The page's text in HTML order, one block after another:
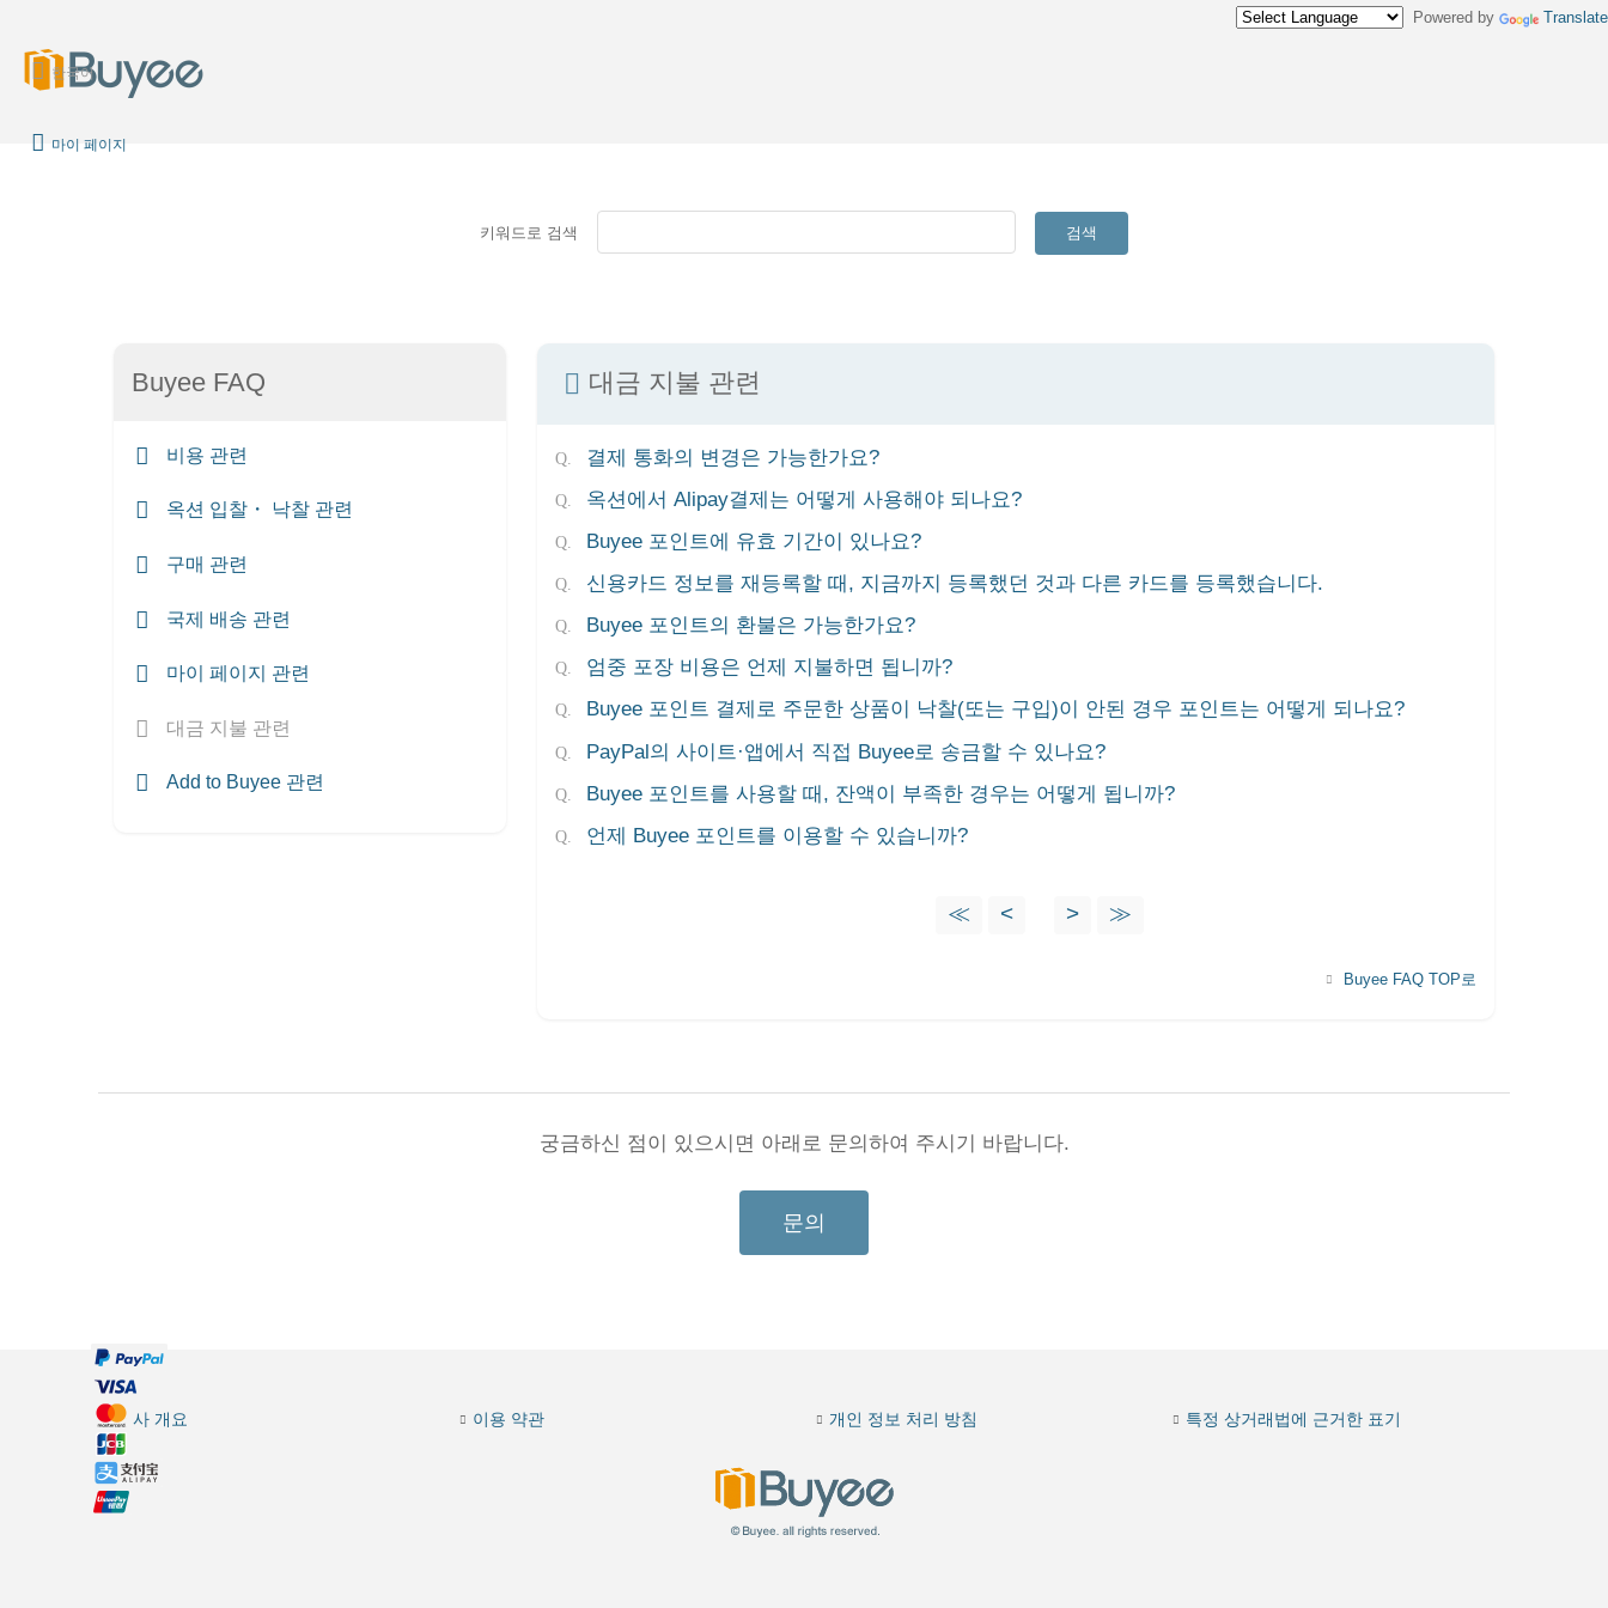
Powered by Translate
한국어
마이 페이지
키워드로 검색 검색
Buyee FAQ
비용 관련
옥션 입찰・ 낙찰 관련
구매 관련
국제 배송 관련
마이 페이지 관련
대금 지불 관련
Add to Buyee 관련
대금 지불 관련
결제 통화의 변경은 가능한가요?
옥션에서 Alipay결제는 어떻게 사용해야 되나요?
Buyee 포인트에 유효 기간이 있나요?
신용카드 정보를 재등록할 때, 지금까지 등록했던 것과 다른 카드를 등록했습니다.
Buyee 포인트의 환불은 가능한가요?
엄중 포장 비용은 언제 지불하면 됩니까?
Buyee 포인트 결제로 주문한 상품이 낙찰(또는 구입)이 안된 경우 포인트는 어떻게 되나요?
PayPal의 사이트·앱에서 직접 Buyee로 송금할 수 있나요?
Buyee 포인트를 사용할 때, 잔액이 부족한 경우는 어떻게 됩니까?
언제 Buyee 포인트를 이용할 수 있습니까?
≪ < > ≫
Buyee FAQ TOP로
궁금하신 점이 있으시면 아래로 문의하여 주시기 바랍니다.
문의
회사 개요 이용 약관 개인 정보 처리 방침 특정 상거래법에 근거한 표기